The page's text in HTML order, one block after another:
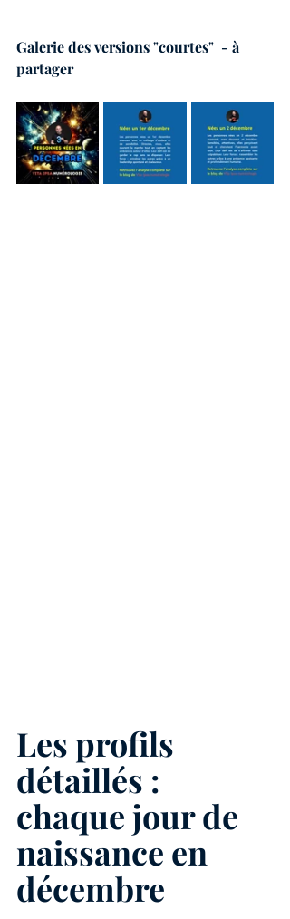
Galerie des versions "courtes"  - à
partager
Les profils
détaillés :
chaque jour de
naissance en
décembre